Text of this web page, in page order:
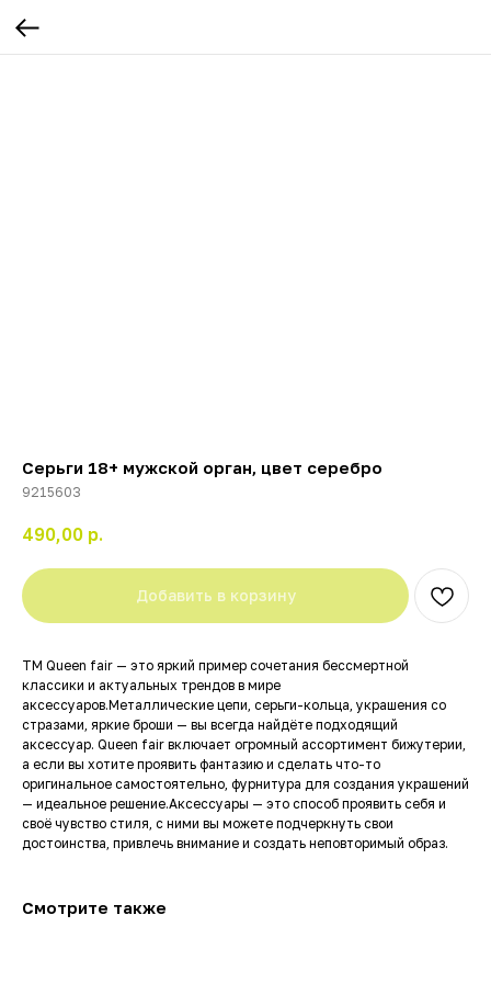
Серьги 18+ мужской орган, цвет серебро
9215603
490,00 р.
Добавить в корзину
ТМ Queen fair — это яркий пример сочетания бессмертной
классики и актуальных трендов в мире
аксессуаров.Металлические цепи, серьги-кольца, украшения со
стразами, яркие броши — вы всегда найдёте подходящий
аксессуар. Queen fair включает огромный ассортимент бижутерии,
а если вы хотите проявить фантазию и сделать что-то
оригинальное самостоятельно, фурнитура для создания украшений
— идеальное решение.Аксессуары — это способ проявить себя и
своё чувство стиля, с ними вы можете подчеркнуть свои
достоинства, привлечь внимание и создать неповторимый образ.
Смотрите также